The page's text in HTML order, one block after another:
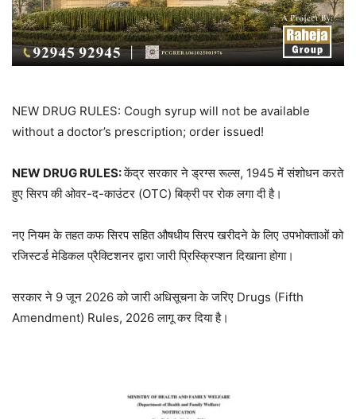
NEW DRUG RULES: Cough syrup will not be available
without a doctor’s prescription; order issued!
NEW DRUG RULES:केंद्र सरकार ने ड्रग्स रूल्स, 1945 में संशोधन करते
हुए सिरप की ओवर-द-काउंटर (OTC) बिक्री पर रोक लगा दी है।
नए नियम के तहत कफ सिरप सहित औषधीय सिरप खरीदने के लिए उपभोक्ताओं को
रजिस्टर्ड मेडिकल प्रैक्टिशनर द्वारा जारी प्रिस्क्रिप्शन दिखाना होगा।
सरकार ने 9 जून 2026 को जारी अधिसूचना के जरिए Drugs (Fifth
Amendment) Rules, 2026 लागू कर दिया है।